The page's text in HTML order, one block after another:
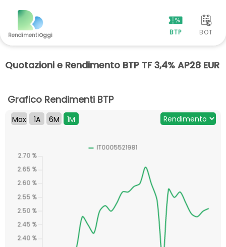
RendimentiOggi BTP BOT
Quotazioni e Rendimento BTP TF 3,4% AP28 EUR
Grafico Rendimenti BTP
Max 1A 6M 1M